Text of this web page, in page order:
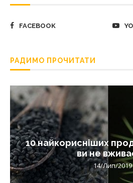
FACEBOOK
РАДИМО ПРОЧИТАТИ
10 найкорисніших
ви не
14/Лип/2019